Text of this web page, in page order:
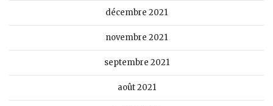
décembre 2021
novembre 2021
septembre 2021
août 2021